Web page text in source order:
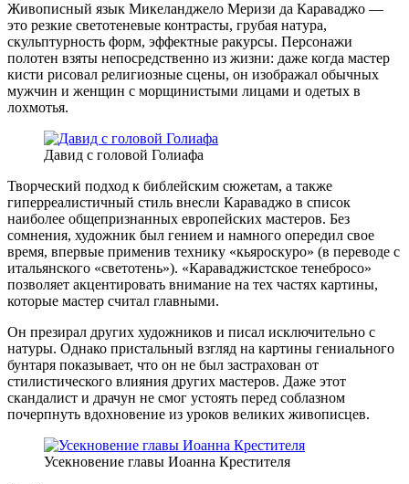
Живописный язык Микеланджело Меризи да Караваджо —
это резкие светотеневые контрасты, грубая натура,
скульптурность форм, эффектные ракурсы. Персонажи
полотен взяты непосредственно из жизни: даже когда мастер
кисти рисовал религиозные сцены, он изображал обычных
мужчин и женщин с морщинистыми лицами и одетых в
лохмотья.
Давид с головой Голиафа
Творческий подход к библейским сюжетам, а также
гиперреалистичный стиль внесли Караваджо в список
наиболее общепризнанных европейских мастеров. Без
сомнения, художник был гением и намного опередил свое
время, впервые применив технику «кьяроскуро» (в переводе с
итальянского «светотень»). «Караваджистское тенебросо»
позволяет акцентировать внимание на тех частях картины,
которые мастер считал главными.
Он презирал других художников и писал исключительно с
натуры. Однако пристальный взгляд на картины гениального
бунтаря показывает, что он не был застрахован от
стилистического влияния других мастеров. Даже этот
скандалист и драчун не смог устоять перед соблазном
почерпнуть вдохновение из уроков великих живописцев.
Усекновение главы Иоанна Крестителя